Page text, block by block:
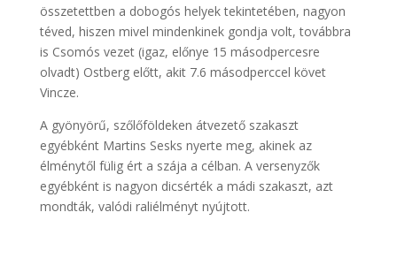
összetettben a dobogós helyek tekintetében, nagyon
téved, hiszen mivel mindenkinek gondja volt, továbbra
is Csomós vezet (igaz, előnye 15 másodpercesre
olvadt) Ostberg előtt, akit 7.6 másodperccel követ
Vincze.
A gyönyörű, szőlőföldeken átvezető szakaszt
egyébként Martins Sesks nyerte meg, akinek az
élménytől fülig ért a szája a célban. A versenyzők
egyébként is nagyon dicsérték a mádi szakaszt, azt
mondták, valódi raliélményt nyújtott.